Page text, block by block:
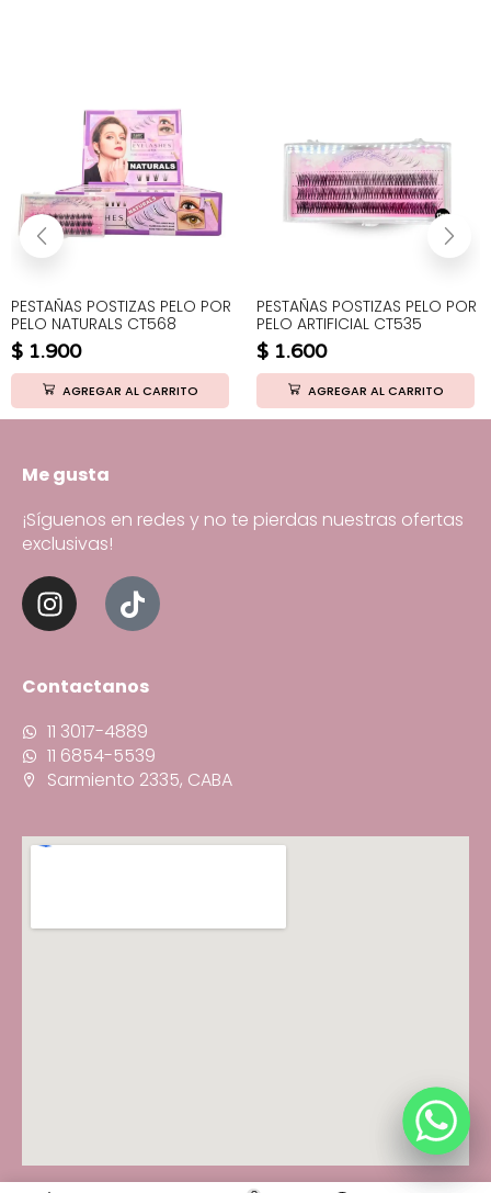
PESTAÑAS POSTIZAS PELO POR
PELO NATURALS CT568
$ 1.900
AGREGAR AL CARRITO
PESTAÑAS POSTIZAS PELO POR
PELO ARTIFICIAL CT535
$ 1.600
AGREGAR AL CARRITO
Me gusta
¡Síguenos en redes y no te pierdas nuestras ofertas
exclusivas!
Contactanos
11 3017-4889
11 6854-5539
Sarmiento 2335, CABA